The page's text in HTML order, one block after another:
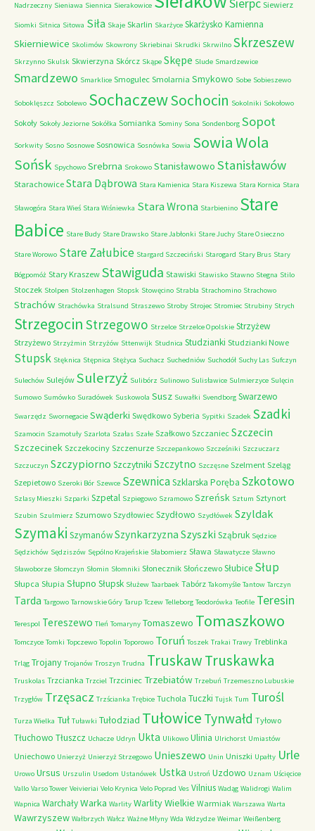
Nadrzeczny Sieniawa Siennica Sierakowice Sierpc Siewierz
Siomki Sitnica Sitowa Siła Skaje Skarlin Skarżyce Skarżysko Kamienna
Skierniewice Skolimów Skowrony Skriebinai Skrudki Skrwilno Skrzeszew
Skrzynno Skulsk Skwierzyna Skórcz Skąpe Skępe Slude Smardzewice
Smardzewo Smarklice Smogulec Smolarnia Smykowo Sobe Sobieszewo
Soboklęszcz Sobolewo SochaczewSochocin Sokolniki Sokołowo
Sokoły Sokoły Jeziorne Sokółka Somianka Sominy Sona Sondenborg Sopot
Sorkwity Sosno Sosnowe Sosnowica Sosnówka Sowia Sowia Wola
Sońsk Spychowo Srebrna Srokowo Stanisławowo Stanisławów
Starachowice Stara Dąbrowa Stara Kamienica Stara Kiszewa Stara Kornica Stara
Sławogóra Stara Wieś Stara Wiśniewka Stara Wrona Starbienino Stare
Babice Stare Budy Stare Drawsko Stare Jabłonki Stare Juchy Stare Osieczno
Stare Worowo Stare Załubice Stargard Szczeciński Starogard Stary Brus Stary
Bógpomóż Stary Kraszew Stawiguda Stawiski Stawisko Stawno Stegna Stilo
Stoczek Stolpen Stolzenhagen Stopsk Stowęcino Strabla Strachomino Strachowo
Strachów Strachówka Stralsund Straszewo Stroby Strojec Stromiec Strubiny Strych
Strzegocin Strzegowo Strzelce Strzelce Opolskie Strzyżew
Strzyżewo Strzyżmin Strzyżów Sttenwijk Studnica Studzianki Studzianki Nowe
Stupsk Stęknica Stępnica Stężyca Suchacz Suchedniów Suchodół Suchy Las Sufczyn
Sulechów Sulejów Sulerzyż Sulibórz Sulinowo Sulisławice Sulmierzyce Sulęcin
Sumowo Sumówko Suradówek Suskowola Susz Suwałki Svendborg Swarzewo
Swarzędz Swornegacie Swąderki Swędkowo Syberia Sypitki Szadek Szadki
Szamocin Szamotuły Szarlota Szałas Szałe Szałkowo Szczaniec Szczecin
Szczecinek Szczekociny Szczenurze Szczepankowo Szcześniki Szczuczarz
Szczuczyn Szczypiorno Szczytniki Szczytno Szczęsne Szelment Szeląg
Szepietowo Szeroki Bór Szewce SzewnicaSzklarska Poręba Szkotowo
Szlasy Mieszki Szparki Szpetal Szpiegowo Szramowo Szreńsk Sztum Sztynort
Szubin Szulmierz Szumowo Szydłowiec Szydłowo Szydłówek Szyldak
Szymaki SzymanówSzynkarzyzna Szyszki Sząbruk Sędzice
Sędzichów Sędziszów Sępólno Krajeńskie Słabomierz Sława Sławatycze Sławno
Sławoborze Słomczyn Słomin Słomniki Słonecznik Słończewo Słubice Słup
Słupca Słupia Słupno Słupsk Służew Taarbaek Tabórz Takomyśle Tantow Tarczyn
Tarda Targowo Tarnowskie Góry Tarup Tczew Telleborg Teodorówka Teofile Teresin
Terespol Tereszewo Tleń Tomaryny Tomaszewo Tomaszkowo
Tomczyce Tomki Topczewo Topolin Toporowo Toruń Toszek Trakai Trawy Treblinka
Trląg Trojany Trojanów Troszyn Trudna TruskawTruskawka
Truskolas Trzcianka Trzciel Trzciniec Trzebiatów Trzebuń Trzemeszno Lubuskie
Trzygłów Trzęsacz Trzścianka Trębice Tuchola Tuczki Tujsk Tum Turośl
Turza Wielka Tuł Tuławki Tułodziad Tułowice Tynwałd Tyłowo
Tłuchowo Tłuszcz Uchacze Udryn Ukta Ulikowo Ulinia Ulrichorst Umiastów
Uniechowo Unierzyż Unierzyż Strzegowo Unieszewo Unin Uniszki Upałty Urle
Urowo Ursus Urszulin Usedom Ustanówek Ustka Ustroń Uzdowo Uznam Uścięcice
Vallo Varso Tower Veivieriai Velo Krynica Velo Poprad Ves Vilnius Wadąg Walidrogi Walim
Wapnica WarchałyWarka Warlity Warlity Wielkie Warmiak Warszawa Warta
Wawrzyszew Wałbrzych Wałcz Ważne Młyny Wda Wdzydze Weimar Weißenberg